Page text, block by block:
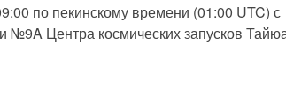
по пекинскому времени (01:00 UTC) с
№9A Центра космических запусков